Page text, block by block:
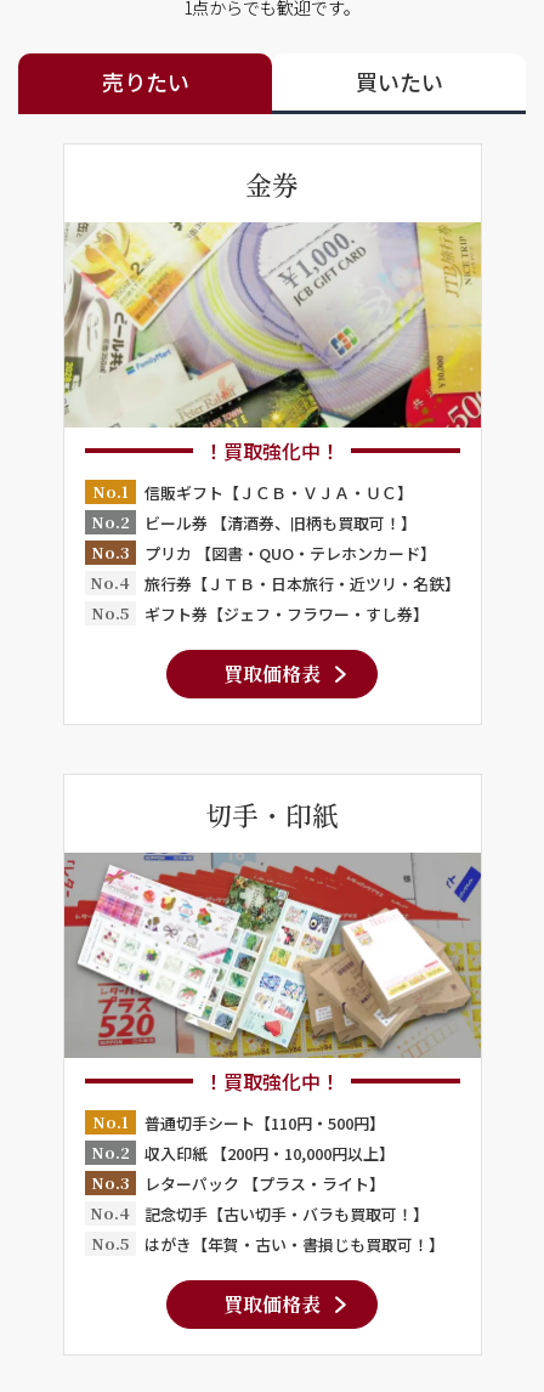
1点からでも歓迎です。
売りたい 買いたい
金券
！買取強化中！
No.1
信販ギフト【ＪＣＢ・ＶＪＡ・ＵＣ】
No.2
ビール券 【清酒券、旧柄も買取可！】
No.3
プリカ 【図書・QUO・テレホンカード】
No.4
旅行券【ＪＴＢ・日本旅行・近ツリ・名鉄】
No.5
ギフト券【ジェフ・フラワー・すし券】
買取価格表
切手・印紙
！買取強化中！
No.1
普通切手シート【110円・500円】
No.2
収入印紙 【200円・10,000円以上】
No.3
レターパック 【プラス・ライト】
No.4
記念切手【古い切手・バラも買取可！】
No.5
はがき【年賀・古い・書損じも買取可！】
買取価格表